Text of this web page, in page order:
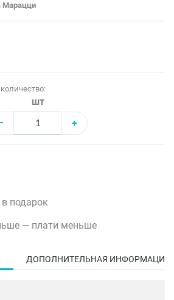
Марацци
шт
+
подарок
— плати меньше
ДОПОЛНИТЕЛЬНАЯ ИНФОРМАЦИЯ